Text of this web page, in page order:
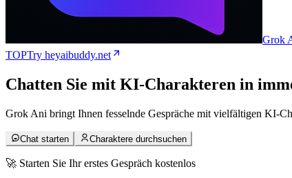
Grok
TOPTry heyaibuddy.net
Chatten Sie mit KI-Charakteren in
Grok Ani bringt Ihnen fesselnde Gespräche mit vielfältigen KI-
Chat starten Charaktere durchsuchen
🚀 Starten Sie Ihr erstes Gespräch kostenlos